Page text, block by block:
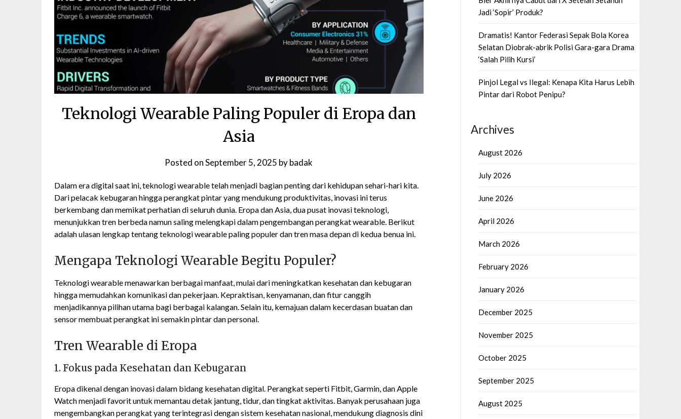
Teknologi Wearable Paling Populer di Eropa dan
Asia
Posted onSeptember 5, 2025 bybadak
Dalam era digital saat ini, teknologi wearable telah menjadi bagian penting dari kehidupan sehari-hari kita.
Dari pelacak kebugaran hingga perangkat pintar yang mendukung produktivitas, inovasi ini terus
berkembang dan memikat perhatian di seluruh dunia. Eropa dan Asia, dua pusat inovasi teknologi,
menunjukkan tren berbeda namun saling melengkapi dalam pengembangan perangkat wearable. Berikut
adalah ulasan lengkap tentang teknologi wearable paling populer dan tren masa depan di kedua benua ini.
Mengapa Teknologi Wearable Begitu Populer?
Teknologi wearable menawarkan berbagai manfaat, mulai dari meningkatkan kesehatan dan kebugaran
hingga memudahkan komunikasi dan pekerjaan. Kepraktisan, kenyamanan, dan fitur canggih
menjadikannya pilihan utama bagi berbagai kalangan. Selain itu, kemajuan dalam kecerdasan buatan dan
sensor membuat perangkat ini semakin pintar dan personal.
Tren Wearable di Eropa
1. Fokus pada Kesehatan dan Kebugaran
Eropa dikenal dengan inovasi dalam bidang kesehatan digital. Perangkat seperti Fitbit, Garmin, dan Apple
Watch menjadi favorit untuk memantau detak jantung, tidur, dan tingkat aktivitas. Banyak perusahaan juga
mengembangkan perangkat yang terintegrasi dengan sistem kesehatan nasional, mendukung diagnosis dini
Jadi ‘Sopir’ Produk?
Dramatis! Kantor Federasi Sepak Bola Korea
Selatan Diobrak-abrik Polisi Gara-gara Drama
‘Salah Pilih Kursi’
Pinjol Legal vs Ilegal: Kenapa Kita Harus Lebih
Pintar dari Robot Penipu?
Archives
August 2026
July 2026
June 2026
April 2026
March 2026
February 2026
January 2026
December 2025
November 2025
October 2025
September 2025
August 2025